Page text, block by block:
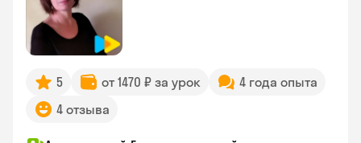
5 от 1470 ₽ за урок
4 года опыта
4 отзыва